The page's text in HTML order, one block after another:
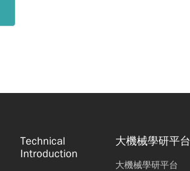
Technical
Introduction
大機械學研平台
大機械學研平台